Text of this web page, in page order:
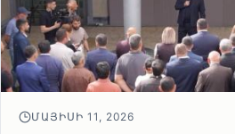
ՄԱՅԻՍԻ 11, 2026